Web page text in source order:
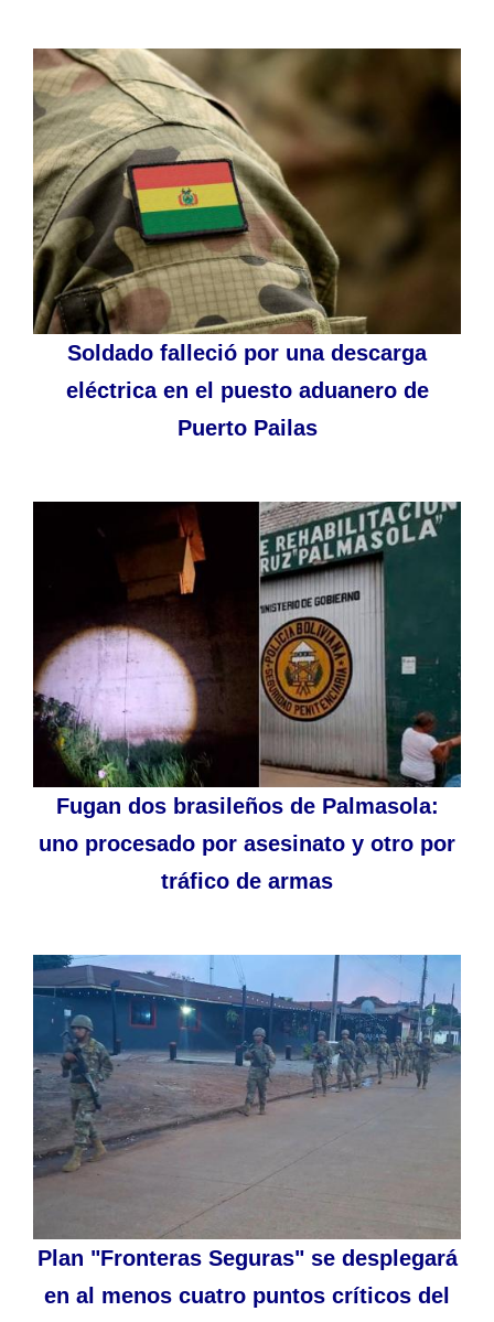
Soldado falleció por una descarga
eléctrica en el puesto aduanero de
Puerto Pailas
Fugan dos brasileños de Palmasola:
uno procesado por asesinato y otro por
tráfico de armas
Plan "Fronteras Seguras" se desplegará
en al menos cuatro puntos críticos del